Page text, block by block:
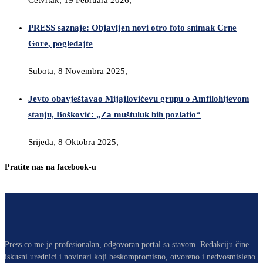
PRESS saznaje: Objavljen novi otro foto snimak Crne
Gore, pogledajte
Subota, 8 Novembra 2025,
Jevto obavještavao Mijajlovićevu grupu o Amfilohijevom
stanju, Bošković: „Za muštuluk bih pozlatio“
Srijeda, 8 Oktobra 2025,
Pratite nas na facebook-u
Press.co.me je profesionalan, odgovoran portal sa stavom. Redakciju čine
iskusni urednici i novinari koji beskompromisno, otvoreno i nedvosmisleno